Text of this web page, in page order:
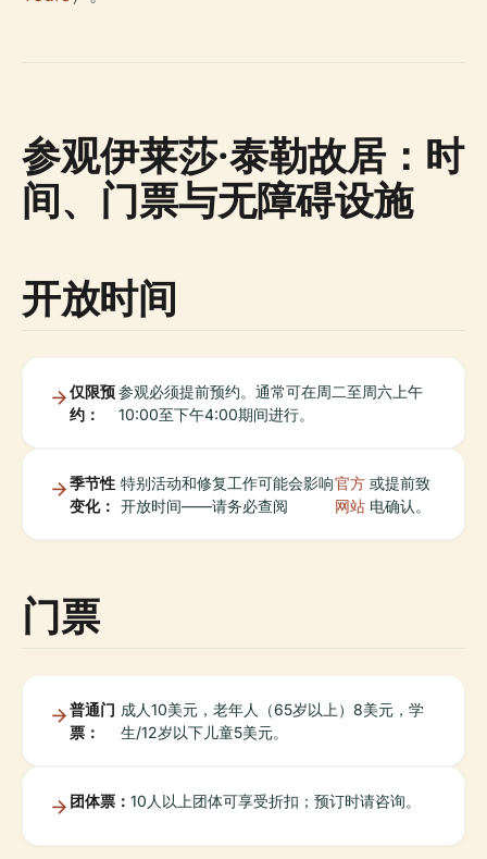
参观伊莱莎·泰勒故居：时
间、门票与无障碍设施
开放时间
仅限预
约：
参观必须提前预约。通常可在周二至周六上午
10:00至下午4:00期间进行。
季节性
变化：
特别活动和修复工作可能会影响
开放时间——请务必查阅
官方
网站
或提前致
电确认。
门票
普通门
票：
成人10美元，老年人（65岁以上）8美元，学
生/12岁以下儿童5美元。
团体票： 10人以上团体可享受折扣；预订时请咨询。